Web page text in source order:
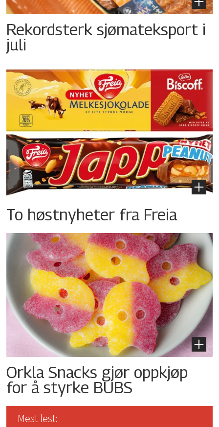
Rekordsterk sjømateksport i
juli
To høstnyheter fra Freia
Orkla Snacks gjør oppkjøp
for å styrke BUBS
Mest lest: